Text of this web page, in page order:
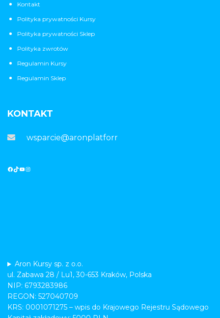
Kontakt
Polityka prywatności Kursy
Polityka prywatności Sklep
Polityka zwrotów
Regulamin Kursy
Regulamin Sklep
KONTAKT
wsparcie@aronplatforma.pl
Aron Kursy sp. z o.o.
ul. Zabawa 28 / Lu1, 30-653 Kraków, Polska
NIP: 6793283986
REGON: 527040709
KRS: 0001071275 – wpis do Krajowego Rejestru Sądowego